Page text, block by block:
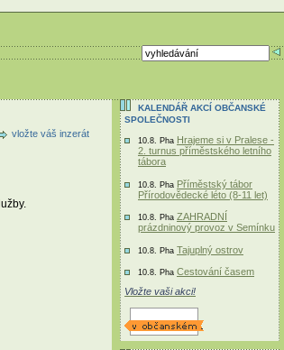
vložte váš inzerát
KALENDÁŘ AKCÍ OBČANSKÉ
SPOLEČNOSTI
10.8. Pha Hrajeme si v Pralese -
2. turnus příměstského letního
tábora
10.8. Pha Příměstský tábor
Přírodovědecké léto (8-11 let)
10.8. Pha ZAHRADNÍ
prázdninový provoz v Semínku
10.8. Pha Tajuplný ostrov
10.8. Pha Cestování časem
Vložte vaši akci!